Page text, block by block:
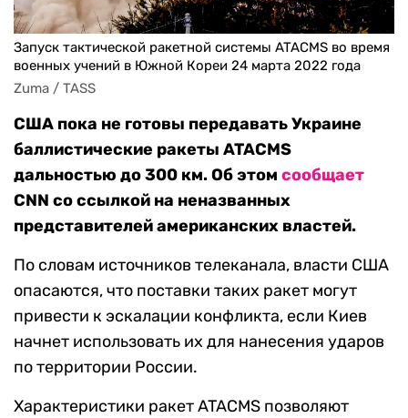
Запуск тактической ракетной системы ATACMS во время
военных учений в Южной Кореи 24 марта 2022 года
Zuma / TASS
США пока не готовы передавать Украине
баллистические ракеты ATACMS
дальностью до 300 км. Об этом сообщает
CNN со ссылкой на неназванных
представителей американских властей.
По словам источников телеканала, власти США
опасаются, что поставки таких ракет могут
привести к эскалации конфликта, если Киев
начнет использовать их для нанесения ударов
по территории России.
Характеристики ракет ATACMS позволяют